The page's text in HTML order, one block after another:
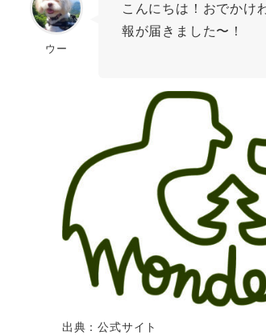
ウー
こんにちは！おでかけ
報が届きました〜！
出典：公式サイト